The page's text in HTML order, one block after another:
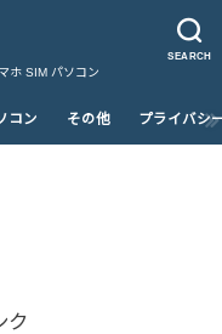
SEARCH
ホ SIM パソコン
コン その他 プライバシ
ク